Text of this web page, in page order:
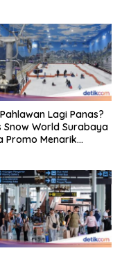
Lagi Panas?
Snow World Surabaya
Promo Menarik